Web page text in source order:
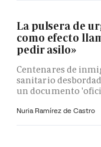
La pulsera de
como efecto
pedir asilo»
Centenares de
sanitario
un documento
Nuria Ramírez de Castro